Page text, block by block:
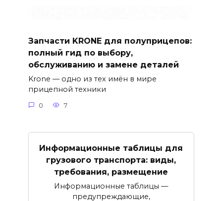
Запчасти KRONE для полуприцепов:
полный гид по выбору,
обслуживанию и замене деталей
Krone — одно из тех имён в мире
прицепной техники
0 7
Информационные таблицы для
грузового транспорта: виды,
требования, размещение
Информационные таблицы —
предупреждающие,